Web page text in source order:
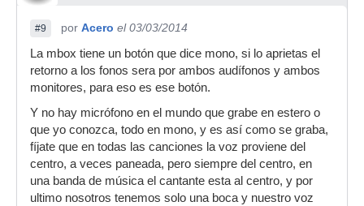
#9 por Acero el 03/03/2014
La mbox tiene un botón que dice mono, si lo aprietas el
retorno a los fonos sera por ambos audífonos y ambos
monitores, para eso es ese botón.
Y no hay micrófono en el mundo que grabe en estero o
que yo conozca, todo en mono, y es así como se graba,
fíjate que en todas las canciones la voz proviene del
centro, a veces paneada, pero siempre del centro, en
una banda de música el cantante esta al centro, y por
ultimo nosotros tenemos solo una boca y nuestro voz